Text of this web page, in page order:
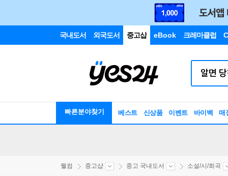
국내도서 외국도서 중고샵 eBook 크레마클럽
빠른분야찾기 베스트 신상품 이벤트 바이백 매
웰컴 중고샵 중고 국내도서 소설/시/희곡